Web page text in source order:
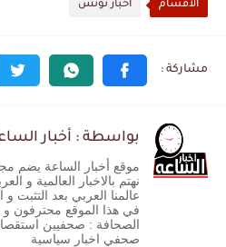
الأقسام أخبار تونس
بواسطة : أخبار
موقع أخبار الساعة يضم
نهتم بالاخبار العالمية و
عالمنا العربي بعد التثبت
في هذا الموقع محترفون و
الصحافة : صحفيين
صحفي اخبار سياسية